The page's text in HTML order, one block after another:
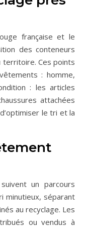
française et le
des conteneurs
territoire. Ces points
: homme,
: les articles
attachées
le tri et la
un parcours
minutieux, séparant
au recyclage. Les
ou vendus à